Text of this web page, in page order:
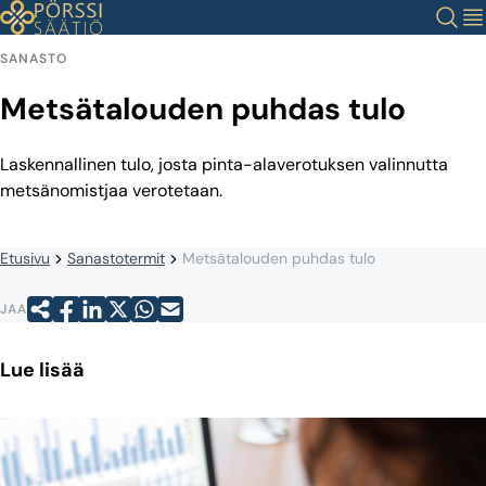
Siirry
sisältöön
Haku
SANASTO
Metsätalouden puhdas tulo
Laskennallinen tulo, josta pinta-alaverotuksen valinnutta
metsänomistjaa verotetaan.
Etusivu Sanastotermit Metsätalouden puhdas tulo
JAA
Lue lisää